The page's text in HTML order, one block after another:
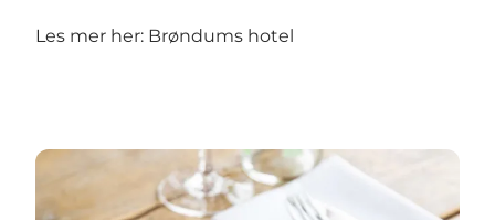
Les mer her: Brøndums hotel